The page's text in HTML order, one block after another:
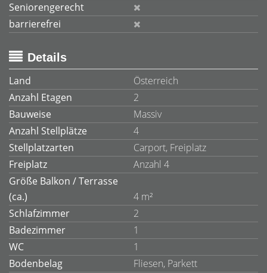
Seniorengerecht
barrierefrei
Details
Land
Österreich
Anzahl Etagen
2
Bauweise
Massiv
Anzahl Stellplätze
4
Stellplatzarten
Carport, Freiplatz
Freiplatz
Anzahl 4
Größe Balkon / Terrasse
(ca.)
4 m²
Schlafzimmer
2
Badezimmer
1
WC
1
Bodenbelag
Fliesen, Parkett